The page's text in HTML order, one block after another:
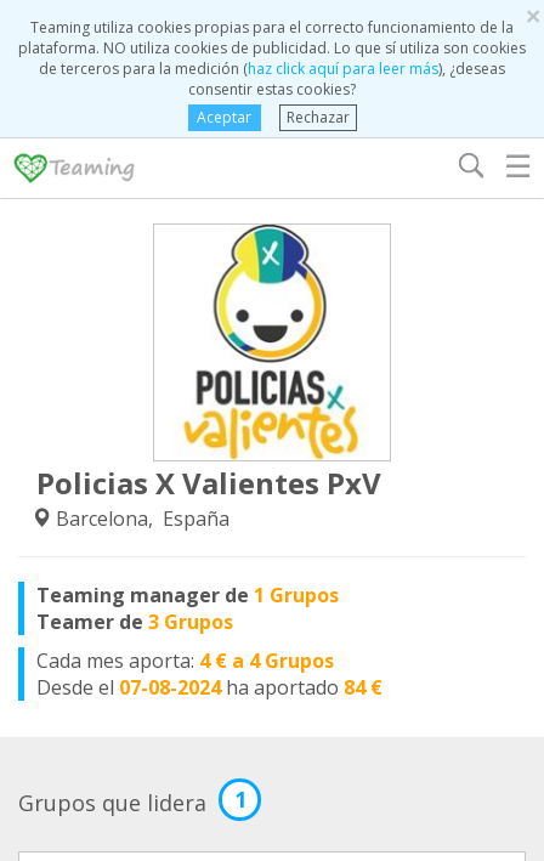
×
Teaming utiliza cookies propias para el correcto funcionamiento de la
plataforma. NO utiliza cookies de publicidad. Lo que sí utiliza son cookies
de terceros para la medición (haz click aquí para leer más), ¿deseas
consentir estas cookies?
Aceptar
Rechazar
☰
Policias X Valientes PxV
Barcelona, España
Teaming manager de 1 Grupos
Teamer de 3 Grupos
Cada mes aporta: 4 € a 4 Grupos
Desde el 07-08-2024 ha aportado 84 €
Grupos que lidera 1